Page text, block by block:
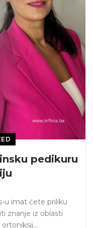
pedikuru
u imat ćete priliku
znanje iz oblasti